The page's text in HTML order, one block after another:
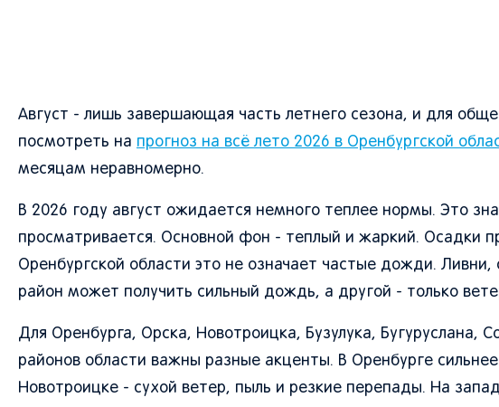
Август - лишь завершающая часть летнего сезона, и для
посмотреть на прогноз на всё лето 2026 в Оренбургской
месяцам неравномерно.
В 2026 году август ожидается немного теплее нормы. Это
просматривается. Основной фон - теплый и жаркий. Осадки
Оренбургской области это не означает частые дожди.
район может получить сильный дождь, а другой - только
Для Оренбурга, Орска, Новотроицка, Бузулука, Бугуруслана,
районов области важны разные акценты. В Оренбурге
Новотроицке - сухой ветер, пыль и резкие перепады. На